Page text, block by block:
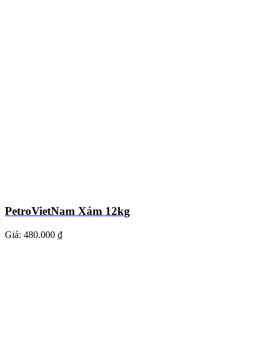
PetroVietNam Xám 12kg
Giá: 480.000 ₫